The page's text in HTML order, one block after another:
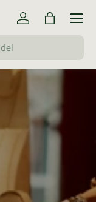
Log inBag
Menu